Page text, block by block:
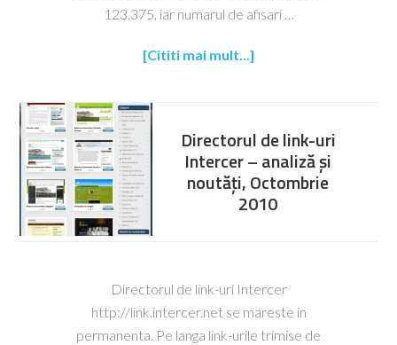
123.375, iar numarul de afisari …
[Cititi mai mult...]
Directorul de link-uri
Intercer – analiză și
noutăți, Octombrie
2010
Directorul de link-uri Intercer
http://link.intercer.net se mareste in
permanenta. Pe langa link-urile trimise de